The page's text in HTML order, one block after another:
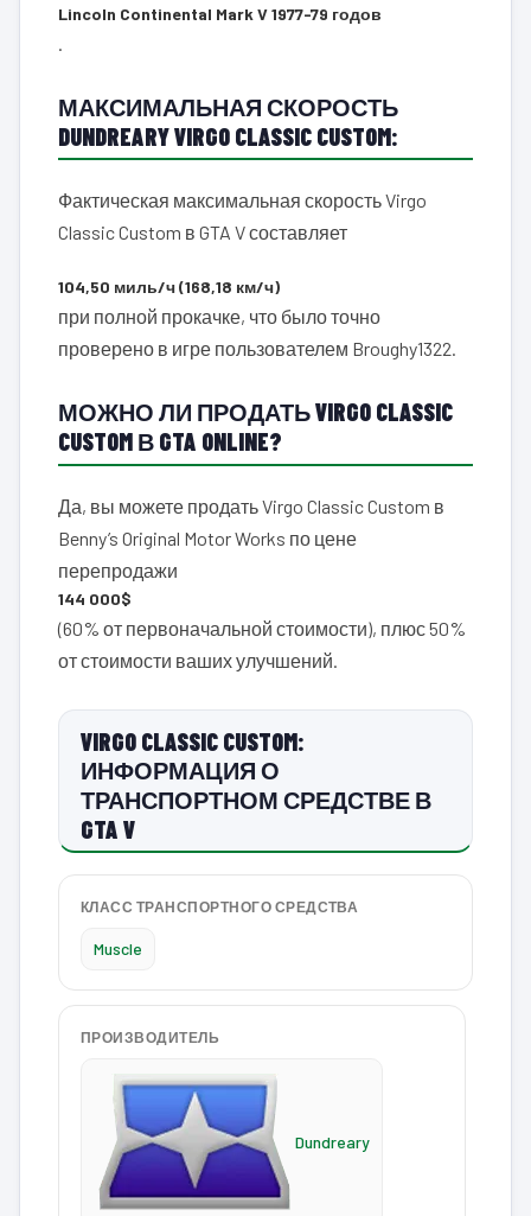
Lincoln Continental Mark V 1977-79 годов
.
МАКСИМАЛЬНАЯ СКОРОСТЬ
DUNDREARY VIRGO CLASSIC CUSTOM:
Фактическая максимальная скорость Virgo
Classic Custom в GTA V составляет
104,50 миль/ч (168,18 км/ч)
при полной прокачке, что было точно
проверено в игре пользователем Broughy1322.
МОЖНО ЛИ ПРОДАТЬ VIRGO CLASSIC
CUSTOM В GTA ONLINE?
Да, вы можете продать Virgo Classic Custom в
Benny’s Original Motor Works по цене
перепродажи
144 000$
(60% от первоначальной стоимости), плюс 50%
от стоимости ваших улучшений.
VIRGO CLASSIC CUSTOM:
ИНФОРМАЦИЯ О
ТРАНСПОРТНОМ СРЕДСТВЕ В
GTA V
КЛАСС ТРАНСПОРТНОГО СРЕДСТВА
Muscle
ПРОИЗВОДИТЕЛЬ
Dundreary